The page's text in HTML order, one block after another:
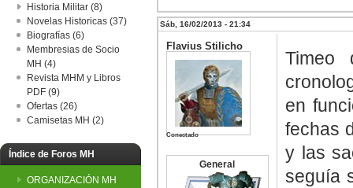
Historia Militar (8)
Novelas Historicas (37)
Biografías (6)
Membresias de Socio
MH (4)
Revista MHM y Libros
PDF (9)
Ofertas (26)
Camisetas MH (2)
Índice de Foros MH
ORGANIZACIÓN MH
Sáb, 16/02/2013 - 21:34
Flavius Stilicho
Conectado
General
Timeo
en
fechas
y las
seguía